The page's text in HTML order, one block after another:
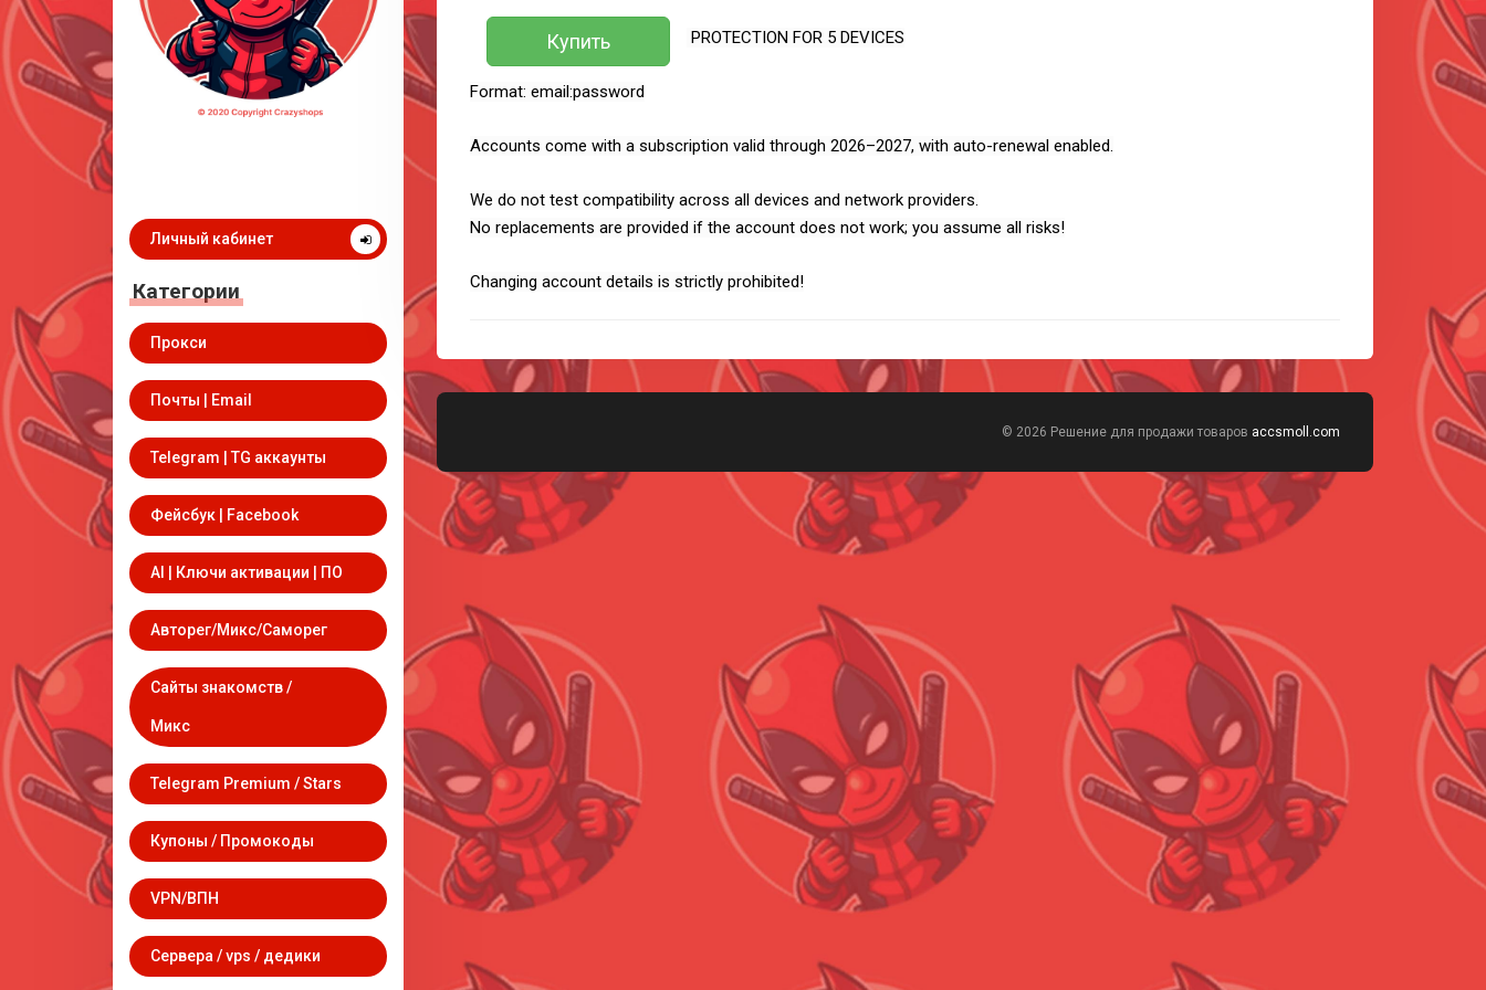
Личный кабинет
Категории
Прокси
Почты | Email
Telegram | TG аккаунты
Фейсбук | Facebook
AI | Ключи активации | ПО
Авторег/Микс/Саморег
Сайты знакомств /
Микс
Telegram Premium / Stars
Купоны / Промокоды
VPN/ВПН
Сервера / vps / дедики
Купить PROTECTION FOR 5 DEVICES
Format: email:password
Accounts come with a subscription valid through 2026–2027, with auto-renewal enabled.
We do not test compatibility across all devices and network providers.
No replacements are provided if the account does not work; you assume all risks!
Changing account details is strictly prohibited!
© 2026 Решение для продажи товаров accsmoll.com
Всего позиций в корзине